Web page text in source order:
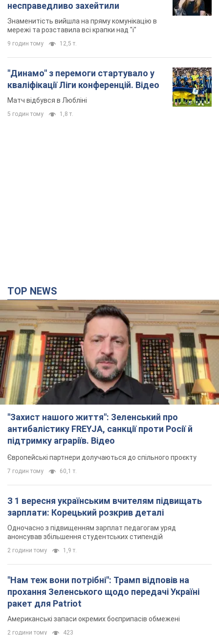
несправедливо захейтили
Знаменитість вийшла на пряму комунікацію в
мережі та розставила всі крапки над "і"
9 годин тому 12,5 т.
"Динамо" з перемоги стартувало у
кваліфікації Ліги конференцій. Відео
Матч відбувся в Любліні
5 годин тому 1,8 т.
TOP NEWS
"Захист нашого життя": Зеленський про
антибалістику FREYJA, санкції проти Росії й
підтримку аграріїв. Відео
Європейські партнери долучаються до спільного проєкту
7 годин тому 60,1 т.
З 1 вересня українським вчителям підвищать
зарплати: Корецький розкрив деталі
Одночасно з підвищенням зарплат педагогам уряд
анонсував збільшення студентських стипендій
2 години тому 1,9 т.
"Нам теж вони потрібні": Трамп відповів на
прохання Зеленського щодо передачі Україні
ракет для Patriot
Американські запаси окремих боєприпасів обмежені
2 години тому 423